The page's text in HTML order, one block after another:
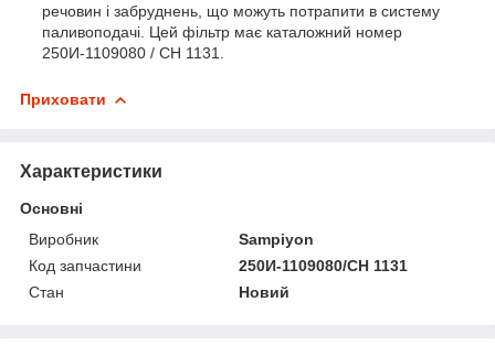
речовин і забруднень, що можуть потрапити в систему
паливоподачі. Цей фільтр має каталожний номер
250И-1109080 / CH 1131.
Приховати
Характеристики
Основні
Виробник
Sampiyon
Код запчастини
250И-1109080/CH 1131
Стан
Новий